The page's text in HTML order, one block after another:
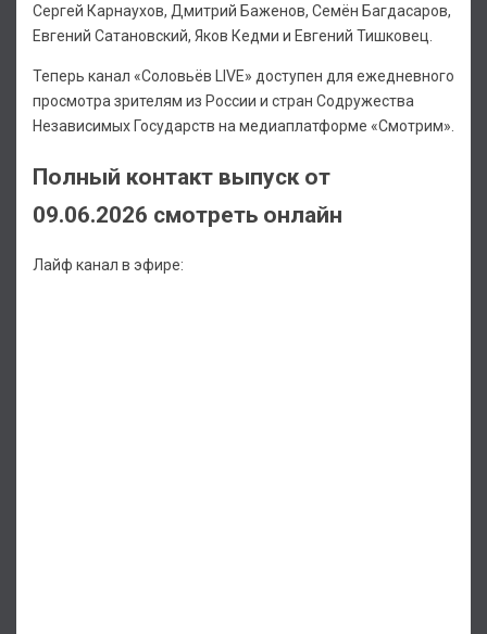
Сергей Карнаухов, Дмитрий Баженов, Семён Багдасаров,
Евгений Сатановский, Яков Кедми и Евгений Тишковец.
Теперь канал «Соловьёв LIVE» доступен для ежедневного
просмотра зрителям из России и стран Содружества
Независимых Государств на медиаплатформе «Смотрим».
Полный контакт выпуск от
09.06.2026 смотреть онлайн
Лайф канал в эфире: